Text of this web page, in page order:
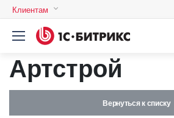
Клиентам
Авторизация
Нет аккаунта?
Логин
Артстрой
Вернуться к списку